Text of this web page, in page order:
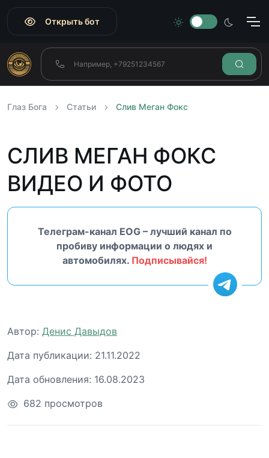
Открыть бот
Глаз Бога Статьи Слив Меган Фокс
СЛИВ МЕГАН ФОКС
ВИДЕО И ФОТО
Телеграм-канал EOG – лучший канал по
пробиву информации о людях и
автомобилях. Подписывайся!
Автор: Денис Давыдов
Дата публикации: 21.11.2022
Дата обновления: 16.08.2023
682 просмотров